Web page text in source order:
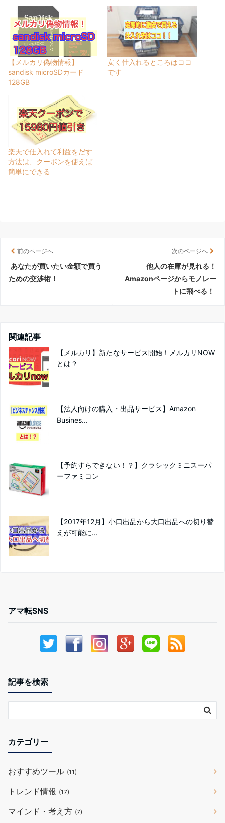
【メルカリ偽物情報】
sandisk microSDカード
128GB
安く仕入れるところはココ
です
楽天で仕入れて利益をだす
方法は、クーポンを使えば
簡単にできる
前のページへ
あなたが買いたい金額で買う
ための交渉術！
次のページへ
他人の在庫が見れる！
Amazonページからモノレー
トに飛べる！
関連記事
【メルカリ】新たなサービス開始！メルカリNOW
とは？
【法人向けの購入・出品サービス】Amazon
Busines...
【予約すらできない！？】クラシックミニスーパ
ーファミコン
【2017年12月】小口出品から大口出品への切り替
えが可能に...
アマ転SNS
記事を検索
カテゴリー
おすすめツール (11)
トレンド情報 (17)
マインド・考え方 (7)